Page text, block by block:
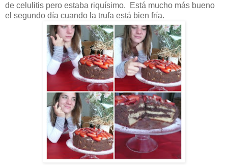
de celulitis pero estaba riquísimo. Está mucho más bueno
el segundo día cuando la trufa está bien fría.